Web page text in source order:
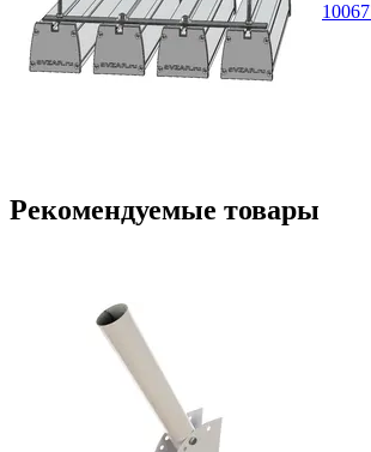
Рекомендуемые товары